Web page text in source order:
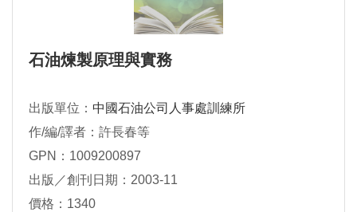
石油煉製原理與實務
出版單位： 中國石油公司人事處訓練所
作/編/譯者：許長春等
GPN：1009200897
出版／創刊日期：2003-11
價格：1340